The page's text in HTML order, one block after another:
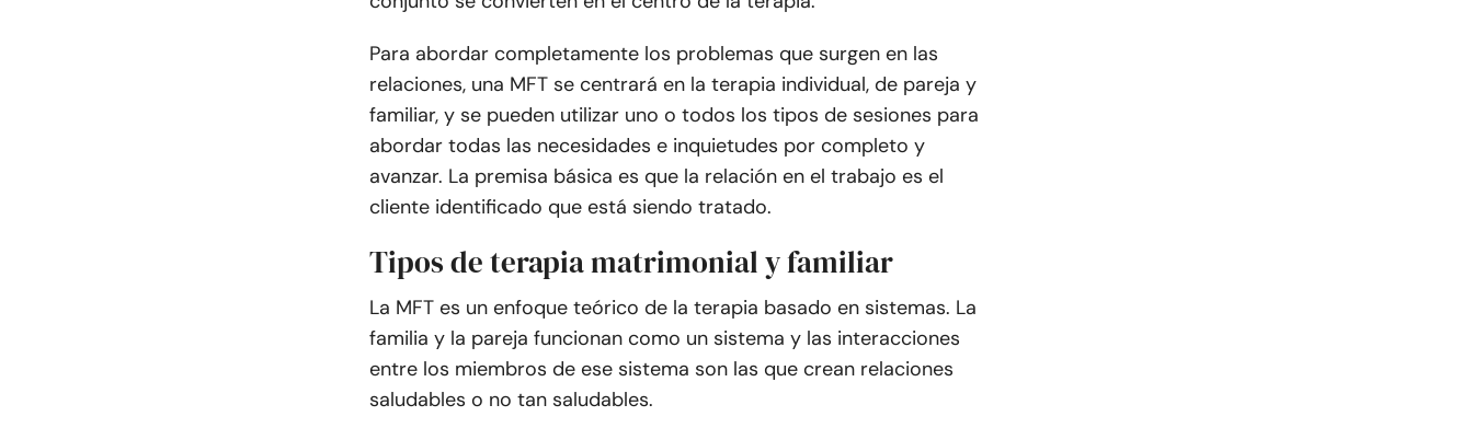
Para abordar completamente los problemas que surgen en las
relaciones, una MFT se centrará en la terapia individual, de pareja y
familiar, y se pueden utilizar uno o todos los tipos de sesiones para
abordar todas las necesidades e inquietudes por completo y
avanzar. La premisa básica es que la relación en el trabajo es el
cliente identificado que está siendo tratado.
Tipos de terapia matrimonial y familiar
La MFT es un enfoque teórico de la terapia basado en sistemas. La
familia y la pareja funcionan como un sistema y las interacciones
entre los miembros de ese sistema son las que crean relaciones
saludables o no tan saludables.